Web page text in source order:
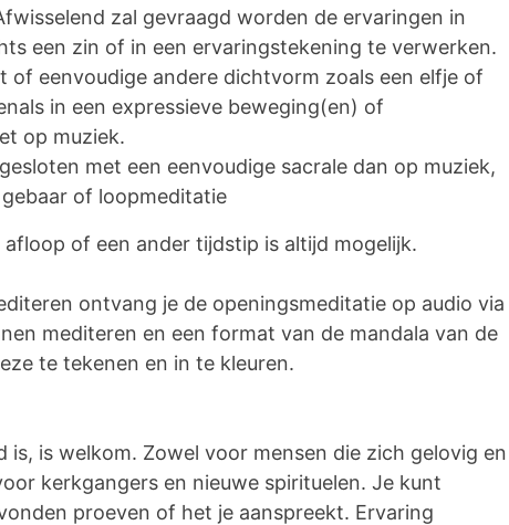
zal gevraagd worden de ervaringen in
een zin of in een ervaringstekening te verwerken.
of eenvoudige andere dichtvorm zoals een elfje of
in een expressieve beweging(en) of
op muziek.
met een eenvoudige sacrale dan op muziek,
of loopmeditatie
of een ander tijdstip is altijd mogelijk.
ontvang je de openingsmeditatie op audio via
mediteren en een format van de mandala van de
te tekenen en in te kleuren.
is, is welkom. Zowel voor mensen die zich gelovig en
kerkgangers en nieuwe spirituelen. Je kunt
proeven of het je aanspreekt. Ervaring